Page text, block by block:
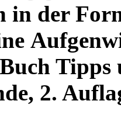
in der
Tipps
2.